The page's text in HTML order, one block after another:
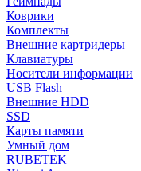
Коврики
Комплекты
Внешние картридеры
Клавиатуры
Носители информации
USB Flash
Внешние HDD
SSD
Карты памяти
Умный дом
RUBETEK